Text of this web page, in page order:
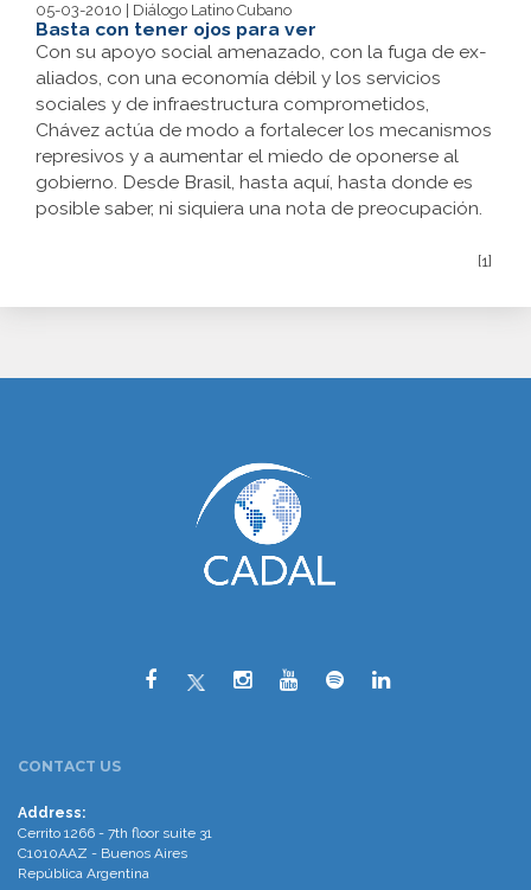
05-03-2010 | Diálogo Latino Cubano
Basta con tener ojos para ver
Con su apoyo social amenazado, con la fuga de ex-
aliados, con una economía débil y los servicios
sociales y de infraestructura comprometidos,
Chávez actúa de modo a fortalecer los mecanismos
represivos y a aumentar el miedo de oponerse al
gobierno. Desde Brasil, hasta aquí, hasta donde es
posible saber, ni siquiera una nota de preocupación.
[1]
CONTACT US
Address:
Cerrito 1266 - 7th floor suite 31
C1010AAZ - Buenos Aires
República Argentina